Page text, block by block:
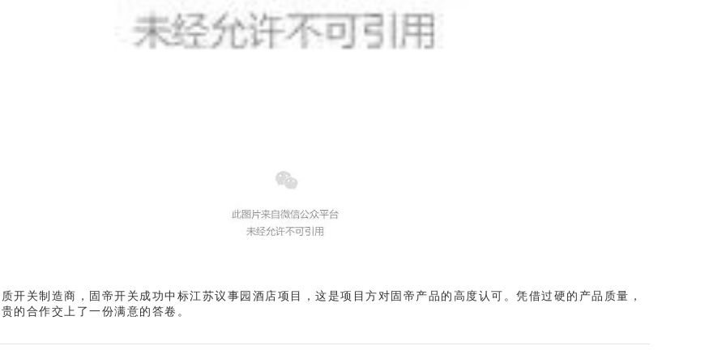
开关制造商，固帝开关成功中标江苏议事园酒店项目，这是项目方对固帝产品的高度认可。凭借过硬的产品质量，
的合作交上了一份满意的答卷。